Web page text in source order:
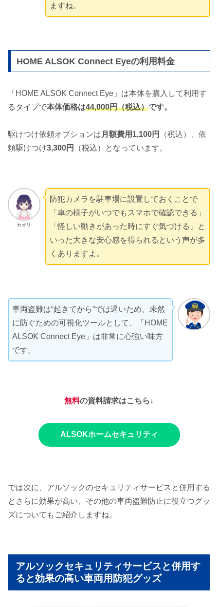
ますね。
HOME ALSOK Connect Eyeの利用料金
「HOME ALSOK Connect Eye」は本体を購入して利用す
るタイプで本体価格は44,000円（税込）です。
駆けつけ依頼オプションは月額費用1,100円
（税込）、依
頼駆けつけ3,300円 （税込）となっています。
カオリ
防犯カメラを駐車場に設置しておくことで
「車の様子がいつでもスマホで確認できる」
「怪しい動きがあった時にすぐ気づける」と
いった大きな安心感を得られるという声が多
くありますよ。
車両盗難は“起きてから”では遅いため、未然
に防ぐための可視化ツールとして、「HOME
ALSOK Connect Eye」は非常に心強い味方
です。
無料の資料請求はこちら↓
ALSOKホームセキュリティ
では次に、アルソックのセキュリティサービスと併用する
とさらに効果が高い、その他の車両盗難防止に役立つグッ
ズについてもご紹介しますね。
アルソックセキュリティサービスと併用す
ると効果の高い車両用防犯グッズ